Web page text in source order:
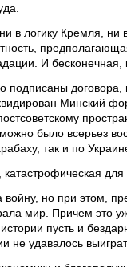
в логику Кремля, ни
И бесконечная,
подписаны
Минский
было всерьез
так и по
для
но при этом,
мир. Причем это
пусть и
не удавалось